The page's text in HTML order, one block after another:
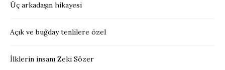
Üç arkadaşın hikayesi
Açık ve buğday tenlilere özel
İlklerin insanı Zeki Sözer